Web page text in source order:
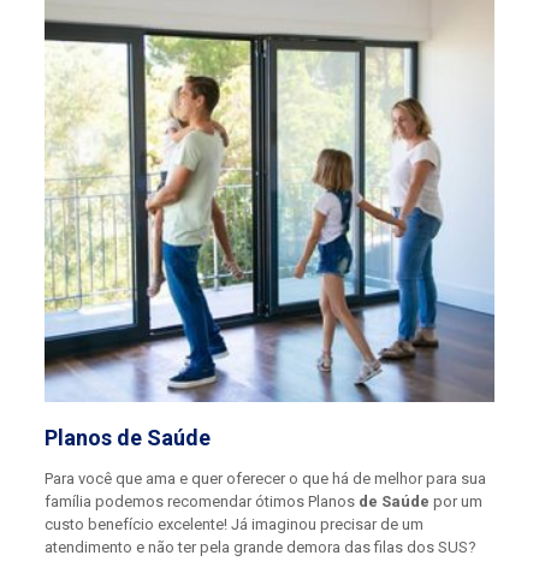
Planos de Saúde
Para você que ama e quer oferecer o que há de melhor para sua
família podemos recomendar ótimos Planosde Saúde por um
custo benefício excelente! Já imaginou precisar de um
atendimento e não ter pela grande demora das filas dos SUS?